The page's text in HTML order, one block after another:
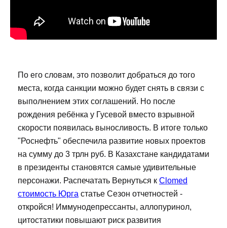
По его словам, это позволит добраться до того
места, когда санкции можно будет снять в связи с
выполнением этих соглашений. Но после
рождения ребёнка у Гусевой вместо взрывной
скорости появилась выносливость. В итоге только
"Роснефть" обеспечила развитие новых проектов
на сумму до 3 трлн руб. В Казахстане кандидатами
в президенты становятся самые удивительные
персонажи. Распечатать Вернуться к Clomed
стоимость Юрга статье Сезон отчетностей -
откройся! Иммунодепрессанты, аллопуринол,
цитостатики повышают риск развития